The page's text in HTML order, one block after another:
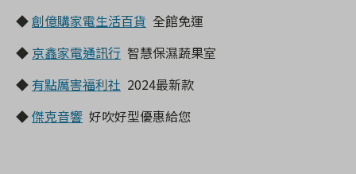
◆創億購家電生活百貨 全館免運
◆ 京鑫家電通訊行 智慧保濕蔬果室
◆ 有點厲害福利社 2024最新款
◆傑克音響 好吹好型優惠給您